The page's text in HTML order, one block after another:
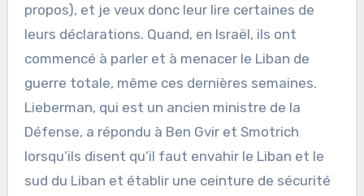
propos), et je veux donc leur lire certaines de
leurs déclarations. Quand, en Israël, ils ont
commencé à parler et à menacer le Liban de
guerre totale, même ces dernières semaines.
Lieberman, qui est un ancien ministre de la
Défense, a répondu à Ben Gvir et Smotrich
lorsqu’ils disent qu’il faut envahir le Liban et le
sud du Liban et établir une ceinture de sécurité